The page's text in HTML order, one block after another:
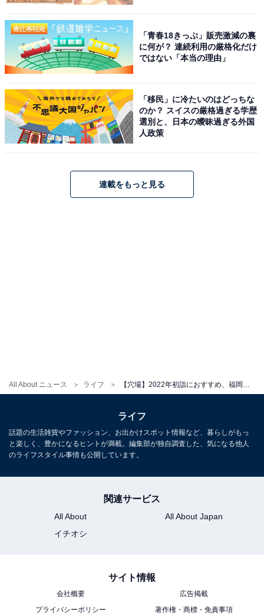
All About ニュース ライフ
毎年10月に行われる勇壮な流鏑馬（やぶさめ）が有名な飯盛神社（筆者撮
福岡市地下鉄七隈線の橋本駅から車で10分ほど走った飯
・
心得ておきたい正しい神社の参拝マナーとは？ 独自の作
【開運祈願】2022年の初詣はここで決まり！ 全国の人気
神社5選【寺社巡り好きライター厳選】
選！ 寺社巡り好きライター厳選【旅行・観光にも】
「全国おみやげ好感度県」ランキング！ 3位「京都」、2
「青春18きっぷ」販売激減の裏
に何が？ 連続利用の厳格化だけ
ではない「本当の理由」
「移民」に冷たいのはどっちな
のか？ スイスの厳格過ぎる学歴
選別と、日本の曖昧過ぎる外国
人政策
連載をもっと見る
ライフ
話題の生活雑貨やファッション、お出かけスポット情報など、暮らしがもっ
と楽しく、豊かになるヒントが満載。編集部が独自調査した、気になる他人
のライフスタイル事情も公開しています。
関連サービス
All About
All About Japan
イチオシ
サイト情報
会社概要
広告掲載
プライバシーポリシー
著作権・商標・免責事項